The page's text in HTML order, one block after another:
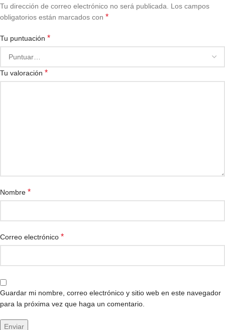
Tu dirección de correo electrónico no será publicada. Los campos
obligatorios están marcados con *
Tu puntuación *
Tu valoración *
Nombre *
Correo electrónico *
Guardar mi nombre, correo electrónico y sitio web en este navegador
para la próxima vez que haga un comentario.